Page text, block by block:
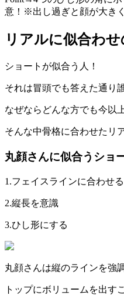
意！※出し過ぎと顔が大き
リアルに似合わ
ショートが似合う人！
それは冒頭でも答えた通り
なぜならどんな方でも今以
そんな中骨格に合わせたリ
丸顔さんに似合うショ
1.フェイスラインに合わせる
2.縦長を意識
3.ひし形にする
丸顔さんは縦のラインを強
トップにボリュームを出す